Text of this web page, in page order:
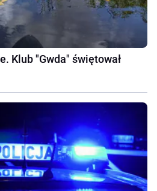
Klub "Gwda" świętował